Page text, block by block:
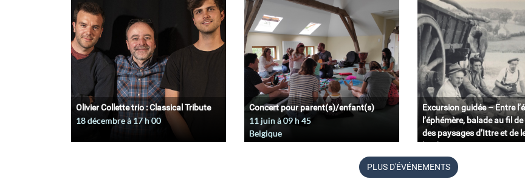
Olivier Collette trio : Classical Tribute
18 décembre à 17 h 00
Concert pour parent(s)/enfant(s)
11 juin à 09 h 45
Belgique
Excursion guidée – Entre
l’éphémère, balade au fil
des paysages d’Ittre et de
11 juin à 09
Belgique
PLUS D'ÉVÉNEMENTS